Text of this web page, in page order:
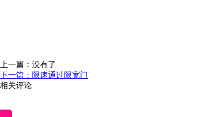
上一篇：没有了
下一篇：限速通过限宽门
相关评论